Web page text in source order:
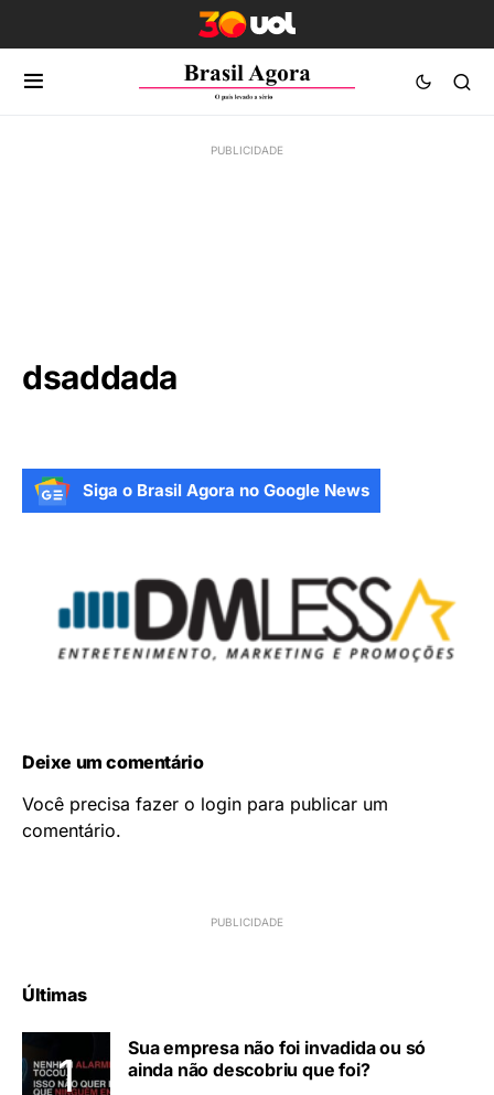
dsaddada
Siga o Brasil Agora no Google News
Deixe um comentário
Você precisa fazer o login para publicar um
comentário.
Últimas
Sua empresa não foi invadida ou só
ainda não descobriu que foi?